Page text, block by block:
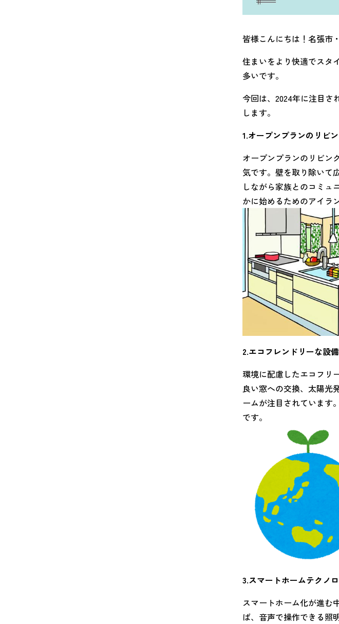
皆様こんにちは！名張市
住まいをより快適でスタ
多いです。
今回は、2024年に注目さ
します。
1.オープンプランのリビ
オープンプランのリビン
気です。壁を取り除いて
しながら家族とのコミュ
かに始めるためのアイラ
2.エコフレンドリーな設備
環境に配慮したエコフリ
良い窓への交換、太陽光
ームが注目されています
です。
3.スマートホームテクノ
スマートホーム化が進む
ば、音声で操作できる照